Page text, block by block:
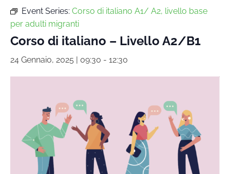
Event Series: Corso di italiano A1/ A2, livello base
per adulti migranti
Corso di italiano – Livello A2/B1
24 Gennaio, 2025 | 09:30 - 12:30